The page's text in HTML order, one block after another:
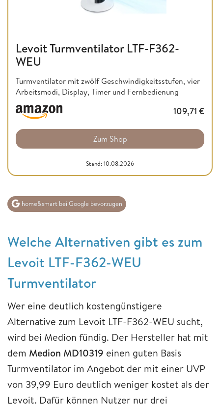
Levoit Turmventilator LTF-F362-
WEU
Turmventilator mit zwölf Geschwindigkeitsstufen, vier
Arbeitsmodi, Display, Timer und Fernbedienung
109,71 €
Zum Shop
Stand: 10.08.2026
home&smart bei Google bevorzugen
Welche Alternativen gibt es zum
Levoit LTF-F362-WEU
Turmventilator
Wer eine deutlich kostengünstigere
Alternative zum Levoit LTF-F362-WEU sucht,
wird bei Medion fündig. Der Hersteller hat mit
dem Medion MD10319 einen guten Basis
Turmventilator im Angebot der mit einer UVP
von 39,99 Euro deutlich weniger kostet als der
Levoit. Dafür können Nutzer nur drei